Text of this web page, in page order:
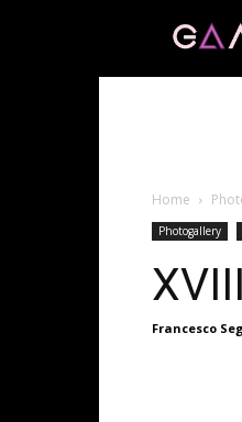
Home
Photogallery
Francesco